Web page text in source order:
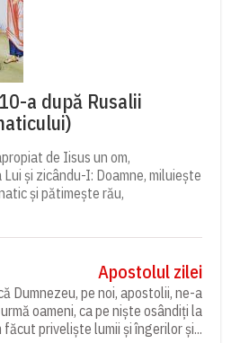
a după Rusalii
de Iisus un om,
și zicându-I: Doamne, miluiește
și pătimește rău,
Apostolul zilei
Dumnezeu, pe noi, apostolii, ne-a
oameni, ca pe niște osândiți la
priveliște lumii și îngerilor și...